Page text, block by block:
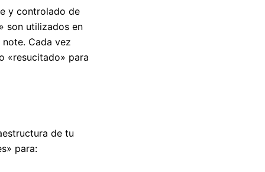
y controlado de
son utilizados en
Cada vez
«resucitado» para
de tu
para: